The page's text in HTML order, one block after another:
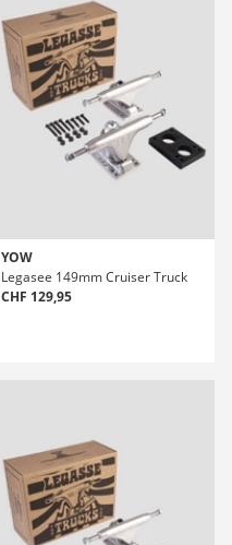
YOW
Legasee 149mm Cruiser Truck
CHF 129,95